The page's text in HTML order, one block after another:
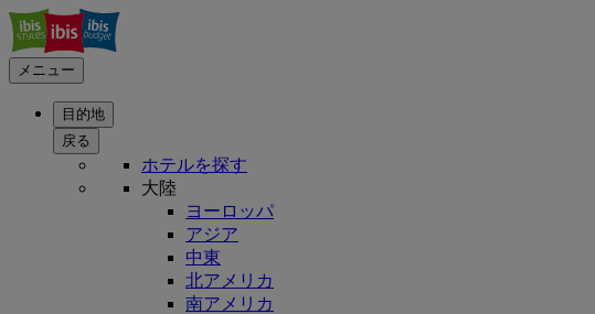
メニュー
目的地
戻る
ホテルを探す
大陸
ヨーロッパ
アジア
中東
北アメリカ
南アメリカ